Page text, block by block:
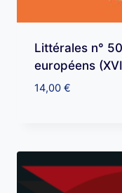
Littérales n°
européens
14,00 €